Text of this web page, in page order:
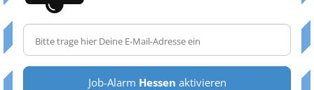
Job-Alarm Hessen aktivieren